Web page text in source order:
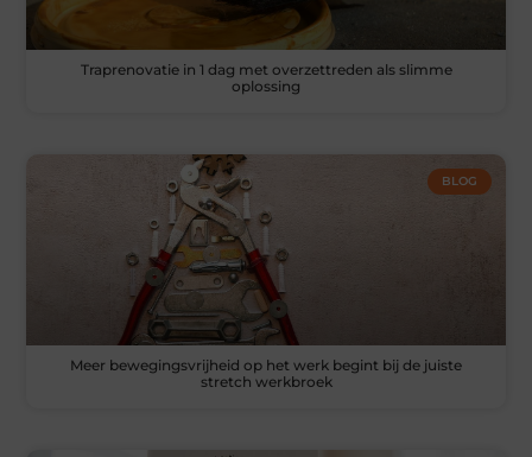
Traprenovatie in 1 dag met overzettreden als slimme
oplossing
BLOG
Meer bewegingsvrijheid op het werk begint bij de juiste
stretch werkbroek